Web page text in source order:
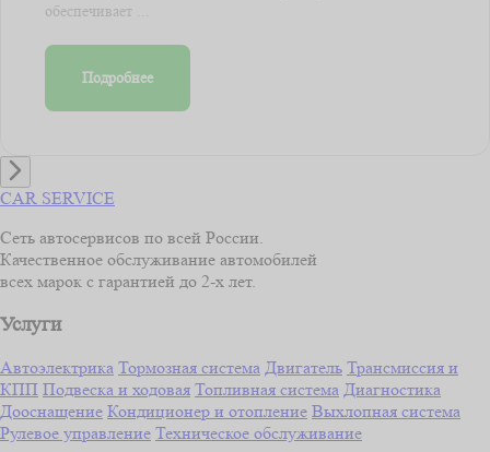
обеспечивает ...
Подробнее
CAR SERVICE
Сеть автосервисов по всей России.
Качественное обслуживание автомобилей
всех марок с гарантией до 2-х лет.
Услуги
Автоэлектрика Тормозная система Двигатель Трансмиссия и
КПП Подвеска и ходовая Топливная система Диагностика
Дооснащение Кондиционер и отопление Выхлопная система
Рулевое управление Техническое обслуживание